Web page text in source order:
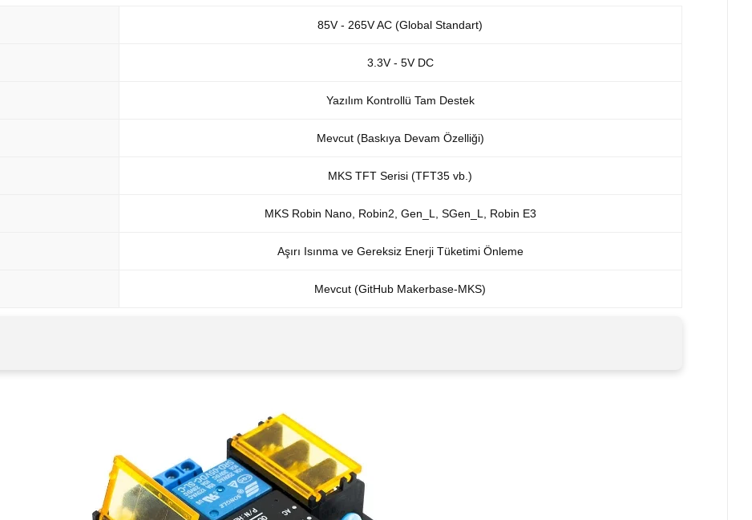
85V - 265V AC (Global Standart)
3.3V - 5V DC
Yazılım Kontrollü Tam Destek
Mevcut (Baskıya Devam Özelliği)
MKS TFT Serisi (TFT35 vb.)
MKS Robin Nano, Robin2, Gen_L, SGen_L, Robin E3
Aşırı Isınma ve Gereksiz Enerji Tüketimi Önleme
Mevcut (GitHub Makerbase-MKS)